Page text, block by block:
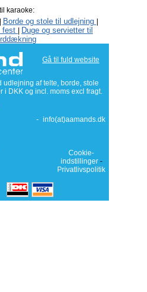
karaoke:
Borde og stole til udlejning
fest
Duge og servietter til
Gå til fuld website
udlejning af telte, borde, stole
i DKK og incl. moms excl fragt.
- info(at)aamands.dk
Cookie-
indstillinger-
Privatlivspolitik